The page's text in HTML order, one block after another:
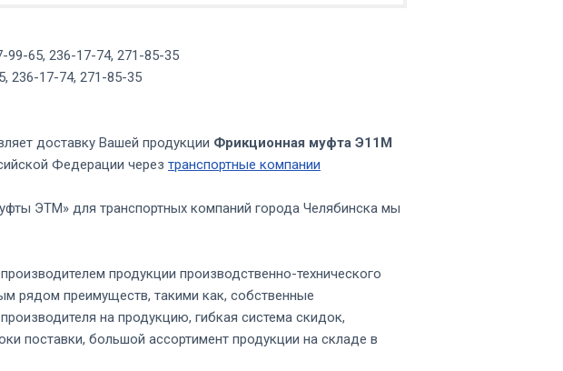
65, 236-17-74, 271-85-35
236-17-74, 271-85-35
доставку Вашей продукции Фрикционная муфта Э11М
Федерации через транспортные компании
ЭТМ» для транспортных компаний города Челябинска мы
производителем продукции производственно-технического
рядом преимуществ, такими как, собственные
на продукцию, гибкая система скидок,
поставки, большой ассортимент продукции на складе в